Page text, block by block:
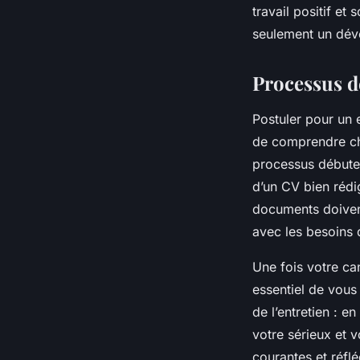
travail positif et
seulement un
Processus
Postuler pour un
de comprendre
processus
d’un CV bien
documents
avec les besoins
Une fois votre
essentiel de
de l’entretien :
votre sérieux et
courantes et